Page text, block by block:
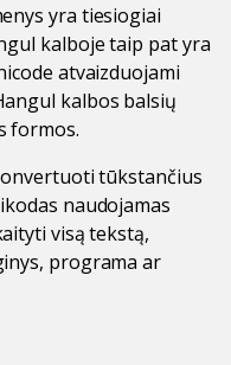
yra tiesiogiai
kalboje taip pat yra
atvaizduojami
kalbos balsių
formos.
tūkstančius
naudojamas
visą tekstą,
programa ar